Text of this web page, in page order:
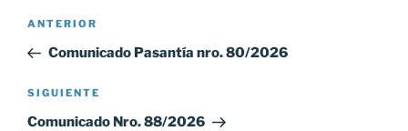
Navegación
entradas
Entrada
anterior:
ANTERIOR
Comunicado Pasantía nro. 80/2026
Siguiente
entrada
SIGUIENTE
Comunicado Nro. 88/2026